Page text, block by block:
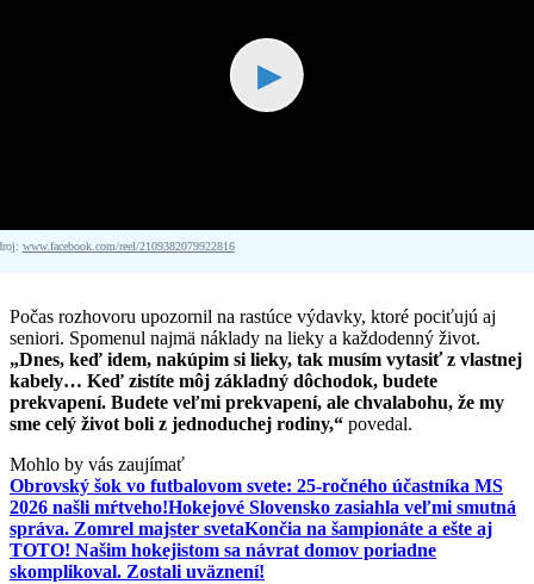
▶
www.facebook.com/reel/2109382079922816
Počas rozhovoru upozornil na rastúce výdavky, ktoré pociťujú aj
seniori. Spomenul najmä náklady na lieky a každodenný život.
„Dnes, keď idem, nakúpim si lieky, tak musím vytasiť z vlastnej
kabely… Keď zistíte môj základný dôchodok, budete
prekvapení. Budete veľmi prekvapení, ale chvalabohu, že my
sme celý život boli z jednoduchej rodiny,“ povedal.
Mohlo by vás zaujímať
Obrovský šok vo futbalovom svete: 25-ročného účastníka MS
2026 našli mŕtveho!Hokejové Slovensko zasiahla veľmi smutná
správa. Zomrel majster svetaKončia na šampionáte a ešte aj
TOTO! Našim hokejistom sa návrat domov poriadne
skomplikoval. Zostali uväznení!